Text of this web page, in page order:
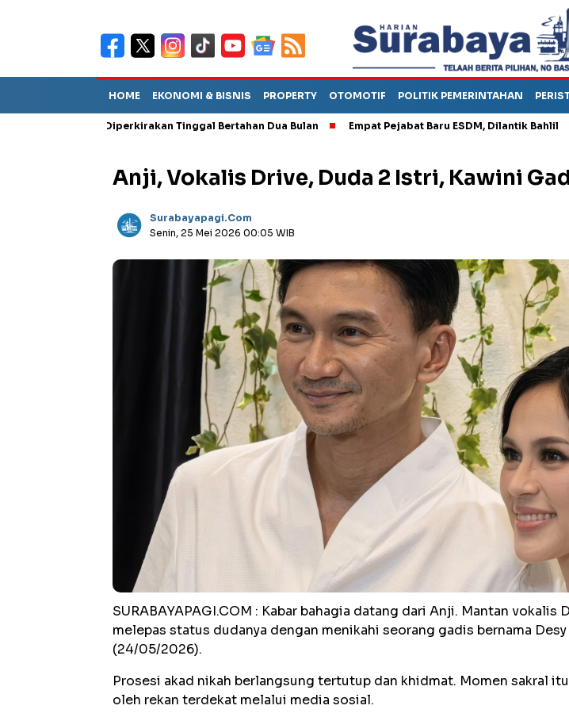
HOME EKONOMI & BISNIS PROPERTY OTOMOTIF POLITIK PEMERINTAHAN
Sebut TPA Diperkirakan Tinggal Bertahan Dua Bulan Empat Pejabat Baru ESDM, Dilantik Bahlil
Anji, Vokalis Drive, Duda 2 Istri, Kawini
Surabayapagi.com
Senin, 25 Mei 2026 00:05 WIB
SURABAYAPAGI.COM : Kabar bahagia datang dari Anji. Mantan vokalis
melepas status dudanya dengan menikahi seorang gadis bernama
(24/05/2026).
‎‎Prosesi akad nikah berlangsung tertutup dan khidmat. Momen sakral
oleh rekan terdekat melalui media sosial.